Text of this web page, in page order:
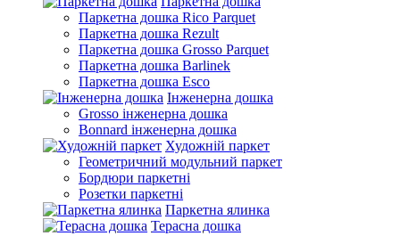
Паркетна дошка Rico Parquet
Паркетна дошка Rezult
Паркетна дошка Grosso Parquet
Паркетна дошка Barlinek
Паркетна дошка Esco
Інженерна дошка
Grosso інженерна дошка
Bonnard інженерна дошка
Художній паркет
Геометричний модульний паркет
Бордюри паркетні
Розетки паркетні
Паркетна ялинка
Терасна дошка